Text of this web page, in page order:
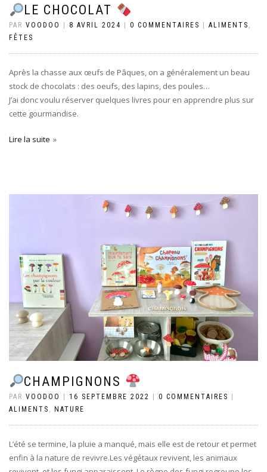
LE CHOCOLAT
PAR VOODOO 8 AVRIL 2024 0 COMMENTAIRES ALIMENTS ,
FÊTES
Après la chasse aux œufs de Pâques, on a généralement un beau
stock de chocolats : des oeufs, des lapins, des poules…
J’ai donc voulu réserver quelques livres pour en apprendre plus sur
cette gourmandise.
Lire la suite
CHAMPIGNONS
PAR VOODOO 16 SEPTEMBRE 2022 0 COMMENTAIRES
ALIMENTS , NATURE
L’été se termine, la pluie a manqué, mais elle est de retour et permet
enfin à la nature de revivre.Les végétaux revivent, les animaux